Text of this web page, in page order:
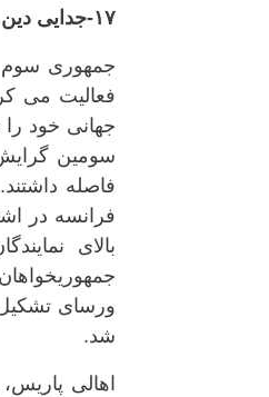
۱۷-جدایی دین و دولت در "کمون پاریس"
فعالیت می
جهانی خود
سومین
فاصله
فرانسه در
بالای
شد.
اهالی